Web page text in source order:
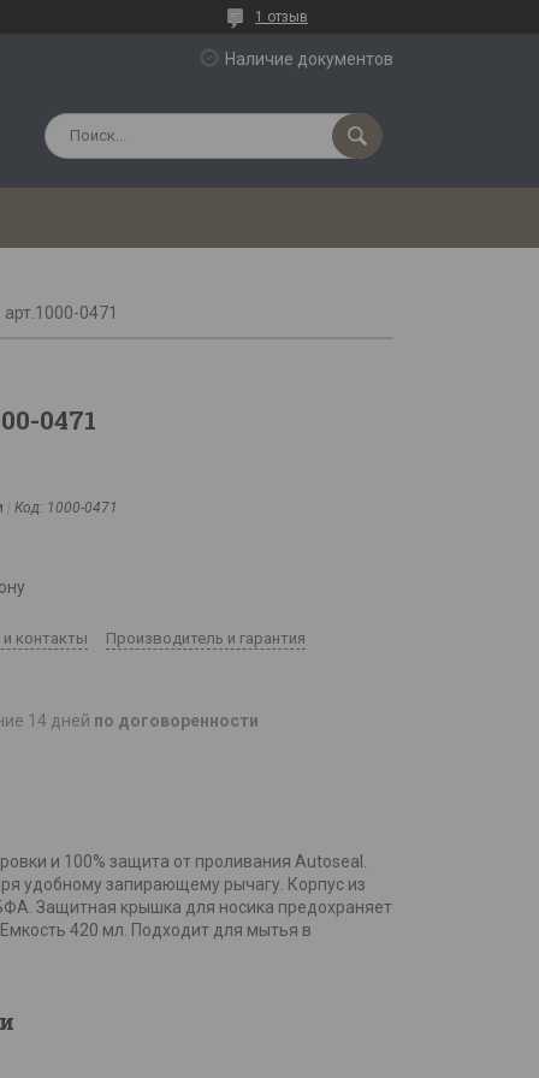
1 отзыв
Наличие документов
0471
0471
Код: 1000-0471
контакты Производитель и гарантия
14 дней по договоренности
и 100% защита от проливания Autoseal.
удобному запирающему рычагу. Корпус из
Защитная крышка для носика предохраняет
420 мл. Подходит для мытья в